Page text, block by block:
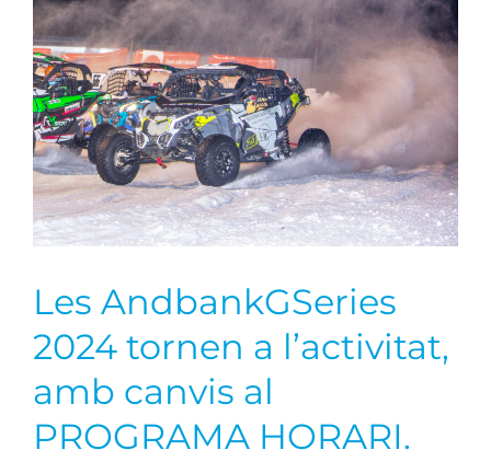
Les AndbankGSeries
2024 tornen a l’activitat,
amb canvis al
PROGRAMA HORARI.